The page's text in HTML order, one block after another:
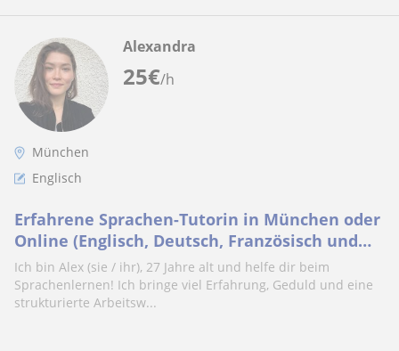
25€/h
Alexandra
München
Englisch
Erfahrene Sprachen-Tutorin in München oder
Online (Englisch, Deutsch, Französisch und
Chinesisch)
Ich bin Alex (sie / ihr), 27 Jahre alt und helfe dir beim
Sprachenlernen! Ich bringe viel Erfahrung, Geduld und eine
strukturierte Arbeitsw...